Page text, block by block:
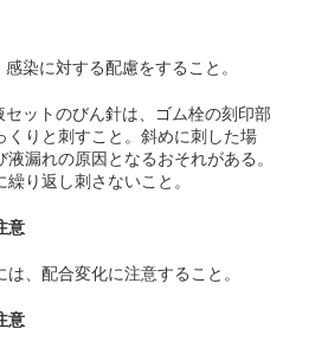
染に対する配慮をすること。
ットのびん針は、ゴム栓の刻印部
くりと刺すこと。斜めに刺した場
漏れの原因となるおそれがある。
り返し刺さないこと。
意
、配合変化に注意すること。
意